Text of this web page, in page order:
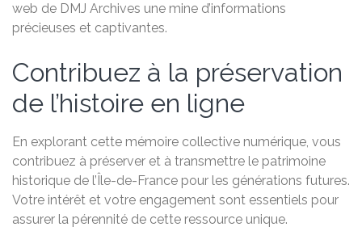
web de DMJ Archives une mine d’informations
précieuses et captivantes.
Contribuez à la préservation
de l’histoire en ligne
En explorant cette mémoire collective numérique, vous
contribuez à préserver et à transmettre le patrimoine
historique de l’Île-de-France pour les générations futures.
Votre intérêt et votre engagement sont essentiels pour
assurer la pérennité de cette ressource unique.